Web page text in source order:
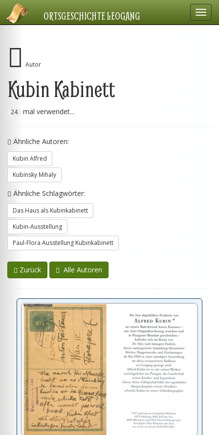
ORTSGESCHICHTE LEOGANG
Autor
Kubin Kabinett
24 mal verwendet...
Ähnliche Autoren:
Kubin Alfred
Kubinsky Mihaly
Ähnliche Schlagwörter:
Das Haus als Kubinkabinett
Kubin-Ausstellung
Paul-Flora Ausstellung Kubinkabinett
Zurück Alle Autoren